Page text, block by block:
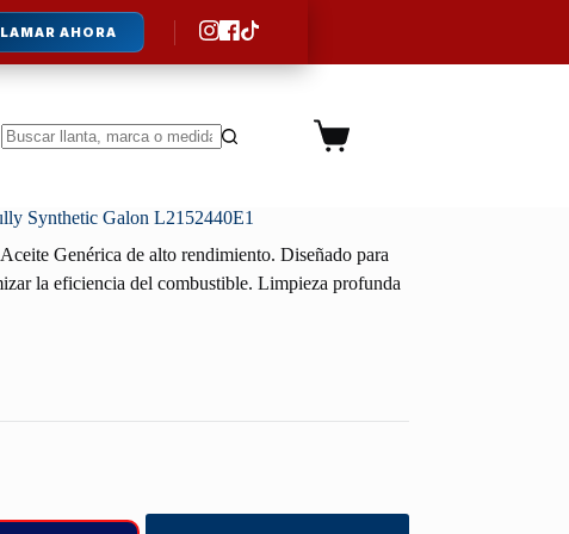
AHORA
Carro
Synthetic Galon L2152440E1
Aceite Genérica de alto rendimiento. Diseñado para
la eficiencia del combustible. Limpieza profunda